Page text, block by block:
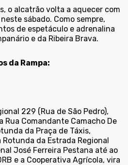
o alcatrão volta a aquecer com
sábado. Como sempre,
de espetáculo e adrenalina
e da Ribeira Brava.
da Rampa:
229 (Rua de São Pedro),
Rua Comandante Camacho De
da Praça de Táxis,
da Estrada Regional
José Ferreira Pestana até ao
e a Cooperativa Agrícola, vira